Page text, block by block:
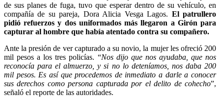
de sus planes de fuga, tuvo que esperar dentro de su vehículo, en
compañía de su pareja, Dora Alicia Vesga Lagos. El patrullero
pidió refuerzos y dos uniformados más llegaron a Girón para
capturar al hombre que había atentado contra su compañero.
Ante la presión de ver capturado a su novio, la mujer les ofreció 200
mil pesos a los tres policías. “Nos dijo que nos ayudaba, que nos
reconocía para el almuerzo, y si no lo deteníamos, nos daba 200
mil pesos. Es así que procedemos de inmediato a darle a conocer
sus derechos como persona capturada por el delito de cohecho”,
señaló el reporte de las autoridades.